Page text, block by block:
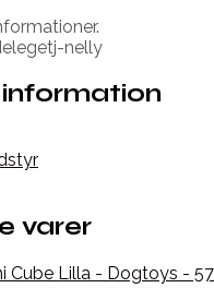
nelly
varer